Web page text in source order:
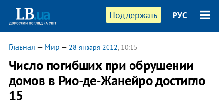
Поддержать РУС
Главная — Мир — 28 января 2012, 10:15
​Число погибших при обрушении
домов в Рио-де-Жанейро достигло
15